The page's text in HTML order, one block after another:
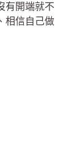
有開端就不
相信自己做